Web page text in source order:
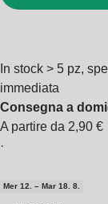
In stock > 5 pz,
immediata
Consegna a
A partire da 2,90 €
·
Mer 12. – Mar 18. 8.